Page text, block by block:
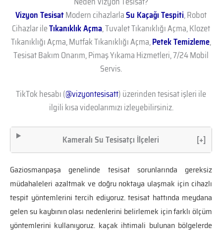
Vizyon TesisatModern cihazlarlaSu Kaçağı Tespiti, Robot
Cihazlar ileTıkanıklık Açma, Tuvalet Tıkanıklığı Açma, Klozet
Tıkanıklığı Açma, Mutfak Tıkanıklığı Açma,Petek Temizleme,
Tesisat Bakım Onarım, Pimaş Yıkama Hizmetleri, 7/24 Mobil
Servis.
TikTok hesabı (@vizyontesisatt) üzerinden tesisat işleri ile
ilgili kısa videolarımızı izleyebilirsiniz.
Kameralı Su Tesisatçı İlçeleri [+]
Gaziosmanpaşa genelinde tesisat sorunlarında gereksiz
müdahaleleri azaltmak ve doğru noktaya ulaşmak için cihazlı
tespit yöntemlerini tercih ediyoruz. tesisat hattında meydana
gelen su kaybının olası nedenlerini belirlemek için farklı ölçüm
yöntemlerini kullanıyoruz. kaçak ihtimali bulunan bölgelerde